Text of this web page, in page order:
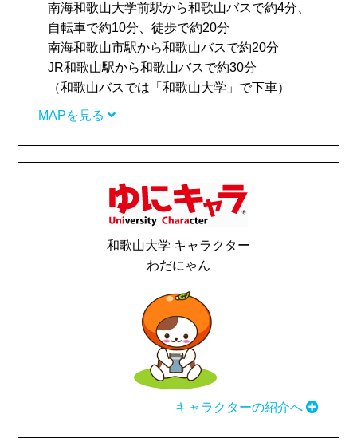
南海和歌山大学前駅から和歌山バスで約4分、
自転車で約10分、徒歩で約20分
南海和歌山市駅から和歌山バスで約20分
JR和歌山駅から和歌山バスで約30分
（和歌山バスでは「和歌山大学」で下車）
MAPを見る
和歌山大学 キャラクター
わだにゃん
キャラクターの紹介へ